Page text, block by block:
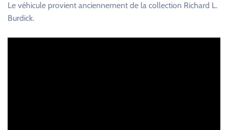
Le véhicule provient anciennement de la collection Richard L.
Burdick.